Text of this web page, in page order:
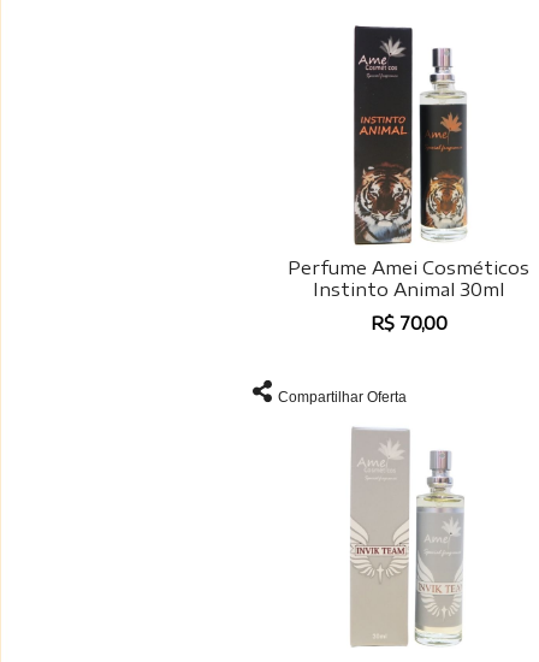
Perfume Amei Cosméticos
Instinto Animal 30ml
R$ 70,00
Compartilhar Oferta